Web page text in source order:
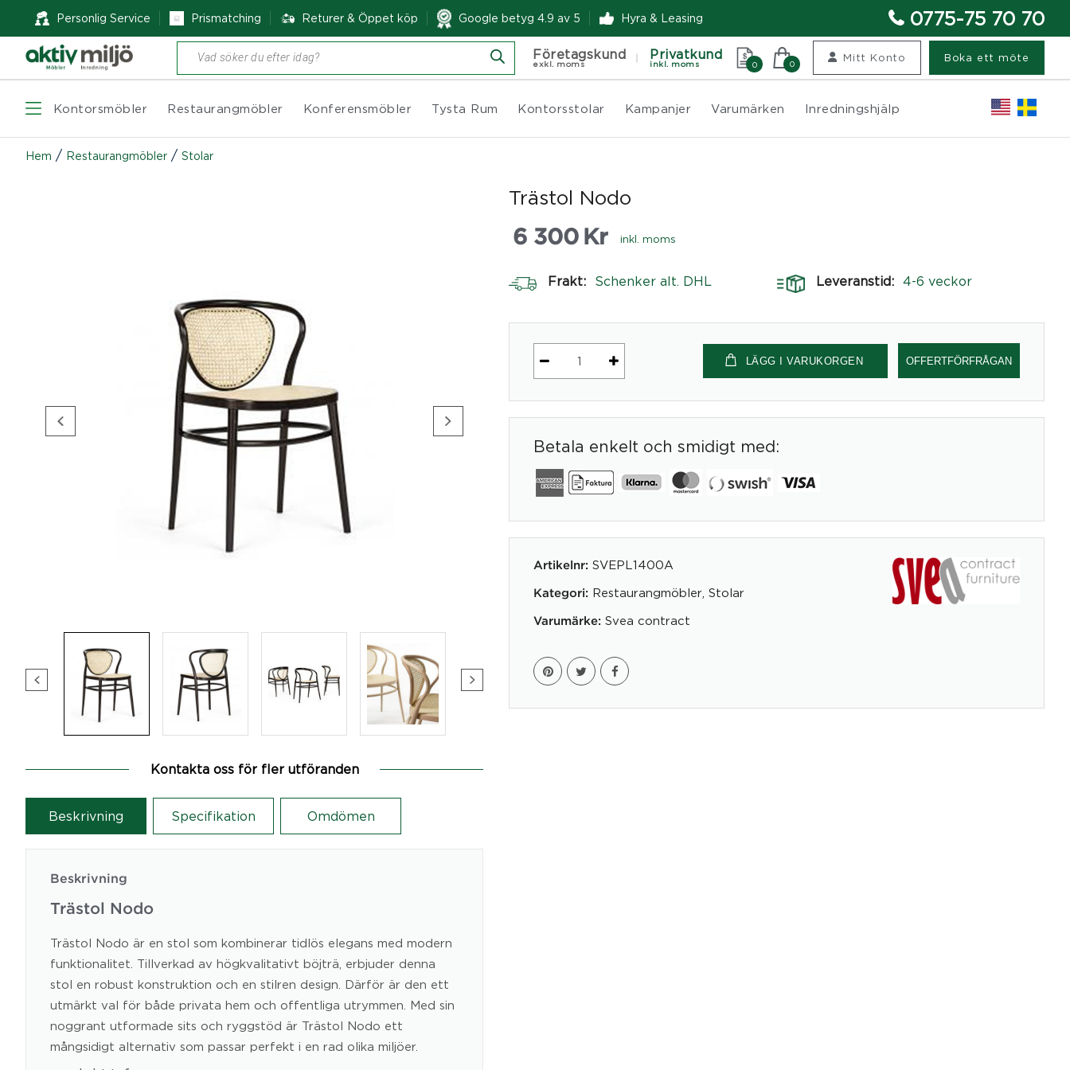
Personlig Service Prismatching Returer & Öppet köp Google betyg 4.9 av 5 Hyra & Leasing 0775-75 70 70
Produktsökning Företagskund
exkl. moms
Privatkund
inkl. moms 0 0
Mitt Konto Boka ett möte
Kontorsmöbler Restaurangmöbler Konferensmöbler Tysta Rum Kontorsstolar Kampanjer Varumärken Inredningshjälp
Hem / Restaurangmöbler / Stolar
Kontakta oss för fler utföranden
Beskrivning Specifikation Omdömen
Beskrivning
Trästol Nodo
Trästol Nodo är en stol som kombinerar tidlös elegans med modern
funktionalitet. Tillverkad av högkvalitativt böjträ, erbjuder denna
stol en robust konstruktion och en stilren design. Därför är den ett
utmärkt val för både privata hem och offentliga utrymmen. Med sin
noggrant utformade sits och ryggstöd är Trästol Nodo ett
mångsidigt alternativ som passar perfekt i en rad olika miljöer.
Trästol Nodo
6 300 Kr inkl. moms
Frakt: Schenker alt. DHL Leveranstid: 4-6 veckor
LÄGG I VARUKORGEN OFFERTFÖRFRÅGAN
Betala enkelt och smidigt med:
Artikelnr: SVEPL1400A
Kategori: Restaurangmöbler Stolar
Varumärke: Svea contract